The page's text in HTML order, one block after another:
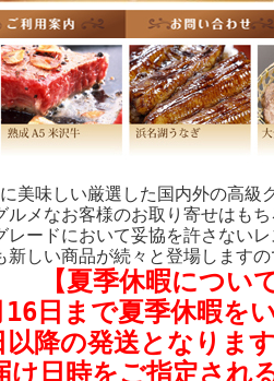
美味しい厳選した国内外の高級
ルメなお客様のお取り寄せはも
レードにおいて妥協を許さない
新しい商品が続々と登場しますの
【夏季休暇につい
日まで夏季休暇を
降の発送となりま
け日時をご指定され